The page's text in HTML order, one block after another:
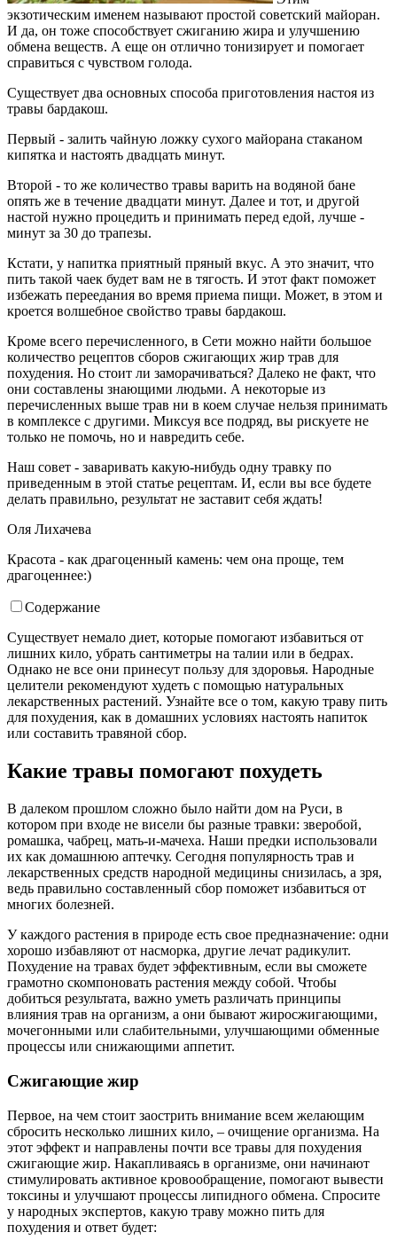
экзотическим именем называют простой советский майоран.
И да, он тоже способствует сжиганию жира и улучшению
обмена веществ. А еще он отлично тонизирует и помогает
справиться с чувством голода.
Существует два основных способа приготовления настоя из
травы бардакош.
Первый - залить чайную ложку сухого майорана стаканом
кипятка и настоять двадцать минут.
Второй - то же количество травы варить на водяной бане
опять же в течение двадцати минут. Далее и тот, и другой
настой нужно процедить и принимать перед едой, лучше -
минут за 30 до трапезы.
Кстати, у напитка приятный пряный вкус. А это значит, что
пить такой чаек будет вам не в тягость. И этот факт поможет
избежать переедания во время приема пищи. Может, в этом и
кроется волшебное свойство травы бардакош.
Кроме всего перечисленного, в Сети можно найти большое
количество рецептов сборов сжигающих жир трав для
похудения. Но стоит ли заморачиваться? Далеко не факт, что
они составлены знающими людьми. А некоторые из
перечисленных выше трав ни в коем случае нельзя принимать
в комплексе с другими. Миксуя все подряд, вы рискуете не
только не помочь, но и навредить себе.
Наш совет - заваривать какую-нибудь одну травку по
приведенным в этой статье рецептам. И, если вы все будете
делать правильно, результат не заставит себя ждать!
Оля Лихачева
Красота - как драгоценный камень: чем она проще, тем
драгоценнее:)
Содержание
Существует немало диет, которые помогают избавиться от
лишних кило, убрать сантиметры на талии или в бедрах.
Однако не все они принесут пользу для здоровья. Народные
целители рекомендуют худеть с помощью натуральных
лекарственных растений. Узнайте все о том, какую траву пить
для похудения, как в домашних условиях настоять напиток
или составить травяной сбор.
Какие травы помогают похудеть
В далеком прошлом сложно было найти дом на Руси, в
котором при входе не висели бы разные травки: зверобой,
ромашка, чабрец, мать-и-мачеха. Наши предки использовали
их как домашнюю аптечку. Сегодня популярность трав и
лекарственных средств народной медицины снизилась, а зря,
ведь правильно составленный сбор поможет избавиться от
многих болезней.
У каждого растения в природе есть свое предназначение: одни
хорошо избавляют от насморка, другие лечат радикулит.
Похудение на травах будет эффективным, если вы сможете
грамотно скомпоновать растения между собой. Чтобы
добиться результата, важно уметь различать принципы
влияния трав на организм, а они бывают жиросжигающими,
мочегонными или слабительными, улучшающими обменные
процессы или снижающими аппетит.
Сжигающие жир
Первое, на чем стоит заострить внимание всем желающим
сбросить несколько лишних кило, – очищение организма. На
этот эффект и направлены почти все травы для похудения
сжигающие жир. Накапливаясь в организме, они начинают
стимулировать активное кровообращение, помогают вывести
токсины и улучшают процессы липидного обмена. Спросите
у народных экспертов, какую траву можно пить для
похудения и ответ будет: